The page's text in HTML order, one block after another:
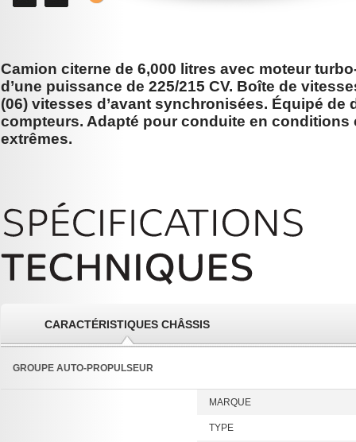
Camion citerne de 6,000 litres avec moteur
d’une puissance de 225/215 CV. Boîte de
(06) vitesses d’avant synchronisées. Équipé de
compteurs. Adapté pour conduite en conditions
extrêmes.
CARACTÉRISTIQUES CHÂSSIS
GROUPE AUTO-PROPULSEUR
MARQUE
TYPE